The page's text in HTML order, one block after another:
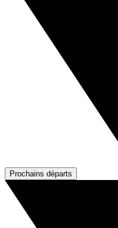
Prochains départs